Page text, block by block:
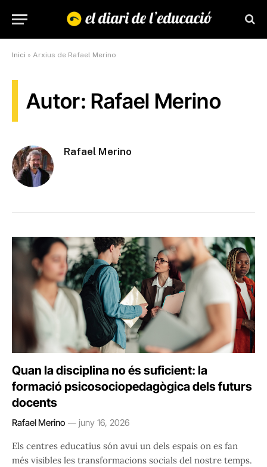
Inici » Arxius de Rafael Merino
Autor: Rafael Merino
Rafael Merino
Quan la disciplina no és suficient: la
formació psicosociopedagògica dels futurs
docents
Rafael Merino juny 16, 2026
Els centres educatius són avui un dels espais on es fan
més visibles les transformacions socials del nostre temps.